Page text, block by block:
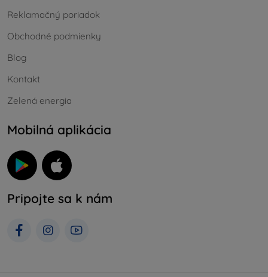
Reklamačný poriadok
Obchodné podmienky
Blog
Kontakt
Zelená energia
Mobilná aplikácia
Pripojte sa k nám